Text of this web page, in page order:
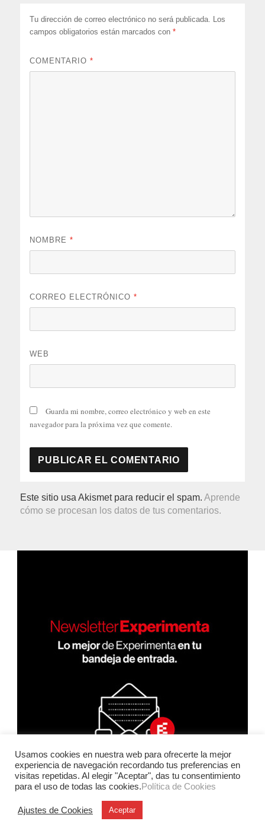
Tu dirección de correo electrónico no será publicada. Los
campos obligatorios están marcados con*
COMENTARIO*
NOMBRE*
CORREO ELECTRÓNICO*
WEB
Guarda mi nombre, correo electrónico y web en este
navegador para la próxima vez que comente.
Este sitio usa Akismet para reducir el spam.Aprende
cómo se procesan los datos de tus comentarios.
Usamos cookies en nuestra web para ofrecerte la mejor
experiencia de navegación recordando tus preferencias en
visitas repetidas. Al elegir "Aceptar", das tu consentimiento
para el uso de todas las cookies.Política de Cookies
Ajustes de Cookies Aceptar